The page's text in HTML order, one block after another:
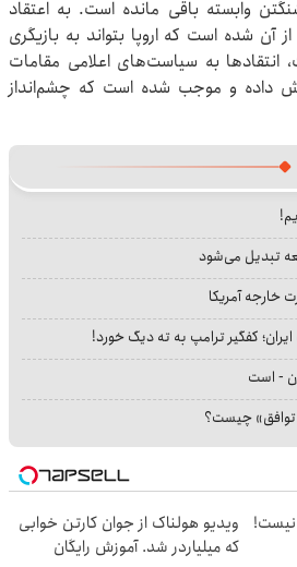
وابسته باقی مانده است. به اعتقاد
نیز مانع از آن شده است که اروپا بتواند به بازیگری
به سیاست‌های اعلامی مقامات
داده و موجب شده است که چشم‌انداز
تبدیل می‌شود
خارجه آمریکا
کفگیر ترامپ به ته دیگ خورد!
- است
«توافق» چیست؟
رویا نیست!
ویدیو هولناک از جوان کارتن خوابی
که میلیاردر شد. آموزش رایگان